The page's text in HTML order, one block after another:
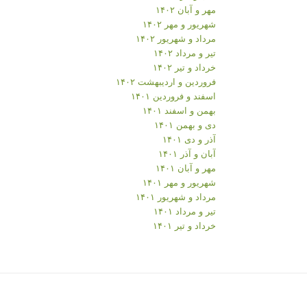
مهر و آبان ۱۴۰۲
شهریور و مهر ۱۴۰۲
مرداد و شهریور ۱۴۰۲
تیر و مرداد ۱۴۰۲
خرداد و تیر ۱۴۰۲
فروردین و اردیبهشت ۱۴۰۲
اسفند و فروردین ۱۴۰۱
بهمن و اسفند ۱۴۰۱
دی و بهمن ۱۴۰۱
آذر و دی ۱۴۰۱
آبان و آذر ۱۴۰۱
مهر و آبان ۱۴۰۱
شهریور و مهر ۱۴۰۱
مرداد و شهریور ۱۴۰۱
تیر و مرداد ۱۴۰۱
خرداد و تیر ۱۴۰۱